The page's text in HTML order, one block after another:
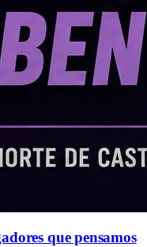
que pensamos